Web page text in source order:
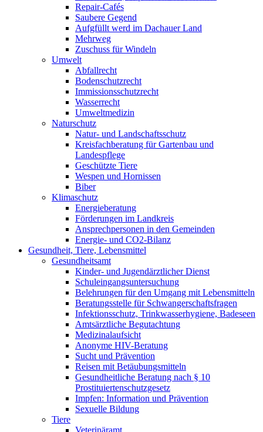
Repair-Cafés
Saubere Gegend
Aufgfüllt werd im Dachauer Land
Mehrweg
Zuschuss für Windeln
Umwelt
Abfallrecht
Bodenschutzrecht
Immissionsschutzrecht
Wasserrecht
Umweltmedizin
Naturschutz
Natur- und Landschaftsschutz
Kreisfachberatung für Gartenbau und
Landespflege
Geschützte Tiere
Wespen und Hornissen
Biber
Klimaschutz
Energieberatung
Förderungen im Landkreis
Ansprechpersonen in den Gemeinden
Energie- und CO2-Bilanz
Gesundheit, Tiere, Lebensmittel
Gesundheitsamt
Kinder- und Jugendärztlicher Dienst
Schuleingangsuntersuchung
Belehrungen für den Umgang mit Lebensmitteln
Beratungsstelle für Schwangerschaftsfragen
Infektionsschutz, Trinkwasserhygiene, Badeseen
Amtsärztliche Begutachtung
Medizinalaufsicht
Anonyme HIV-Beratung
Sucht und Prävention
Reisen mit Betäubungsmitteln
Gesundheitliche Beratung nach § 10
Prostituiertenschutzgesetz
Impfen: Information und Prävention
Sexuelle Bildung
Tiere
Veterinäramt